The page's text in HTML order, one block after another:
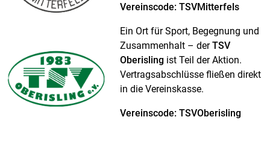
Vereinscode: TSVMitterfels
Ein Ort für Sport, Begegnung und
Zusammenhalt – derTSV
Oberislingist Teil der Aktion.
Vertragsabschlüsse fließen direkt
in die Vereinskasse.
Vereinscode: TSVOberisling